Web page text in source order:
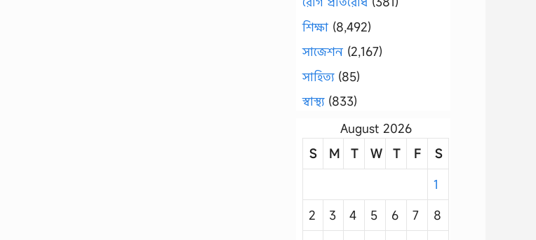
শিক্ষা (8,492)
সাজেশন (2,167)
সাহিত্য(85)
স্বাস্থ্য(833)
August 2026
S
M T W T F
S
1
2
3 4 5 6 7
8